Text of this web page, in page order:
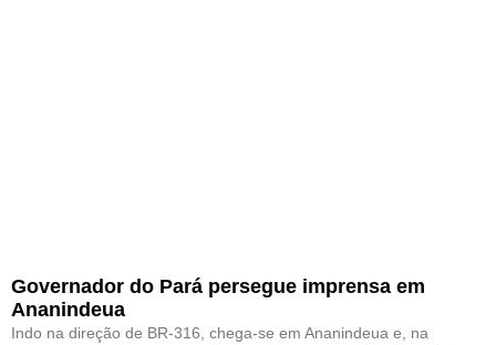
Governador do Pará persegue imprensa em
Ananindeua
Indo na direção de BR-316, chega-se em Ananindeua e, na